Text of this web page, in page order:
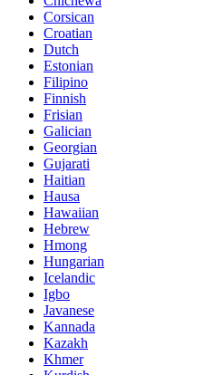
Corsican
Croatian
Dutch
Estonian
Filipino
Finnish
Frisian
Galician
Georgian
Gujarati
Haitian
Hausa
Hawaiian
Hebrew
Hmong
Hungarian
Icelandic
Igbo
Javanese
Kannada
Kazakh
Khmer